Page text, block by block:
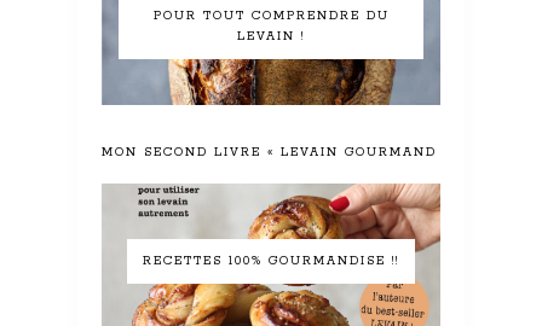
POUR TOUT COMPRENDRE DU
LEVAIN !
MON SECOND LIVRE « LEVAIN GOURMAND »
RECETTES 100% GOURMANDISE !!